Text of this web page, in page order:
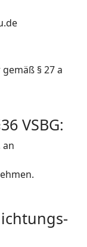
§ 27 a
VSBG: